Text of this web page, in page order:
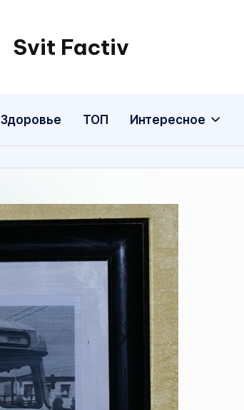
Svit Factiv
Здоровье ТОП Интересное